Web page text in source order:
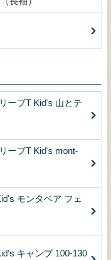
ーブT Kid's 山とテ
ーブT Kid's mont‐
モンタベア フェ
キャンプ 100-130